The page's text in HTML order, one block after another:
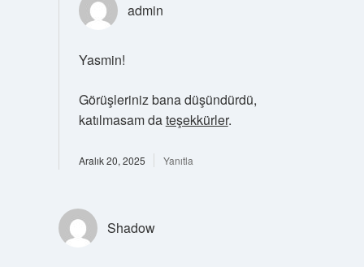
admin
Yasmin!
Görüşleriniz bana düşündürdü,
katılmasam dateşekkürler.
Aralık 20, 2025 Yanıtla
Shadow